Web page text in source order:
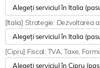
[Italia] Strategie: Dezvoltarea
[Cipru] Fiscal: TVA, Taxe,